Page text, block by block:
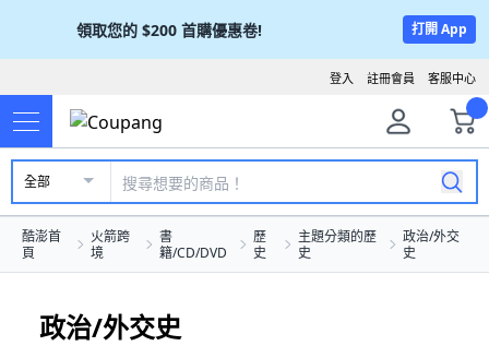
領取您的 $200 首購優惠卷! 打開 App
客服中心
註冊會員
登入
全部
酷澎首
頁
火箭跨
境
書
籍/CD/DVD
歷
史
主題分類的歷
史
政治/外交
史
政治/外交史